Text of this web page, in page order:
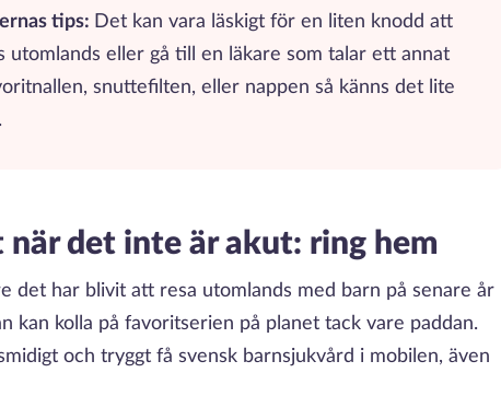
tips: Det kan vara läskigt för en liten knodd att
utomlands eller gå till en läkare som talar ett annat
snuttefilten, eller nappen så känns det lite
det inte är akut: ring hem
det har blivit att resa utomlands med barn på senare år
kan kolla på favoritserien på planet tack vare paddan.
och tryggt få svensk barnsjukvård i mobilen, även